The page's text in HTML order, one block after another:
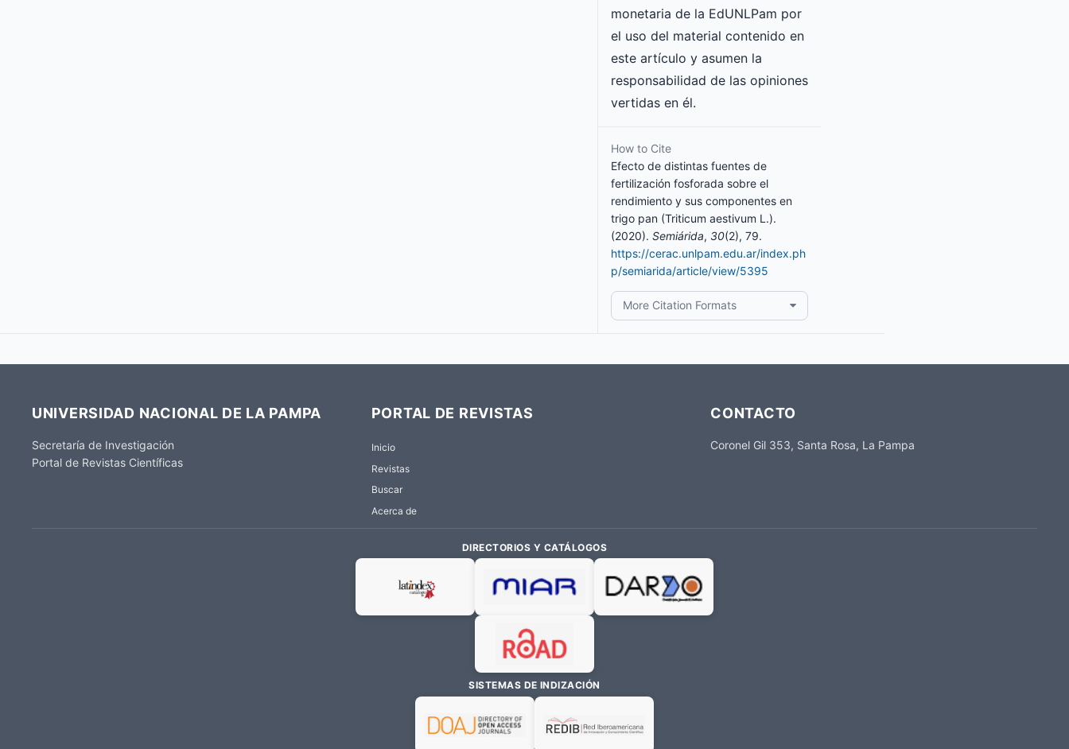
monetaria de la EdUNLPam por
el uso del material contenido en
este artículo y asumen la
responsabilidad de las opiniones
vertidas en él.
How to Cite
Efecto de distintas fuentes de
fertilización fosforada sobre el
rendimiento y sus componentes en
trigo pan (Triticum aestivum L.).
(2020). Semiárida, 30(2), 79.
https://cerac.unlpam.edu.ar/index.ph
p/semiarida/article/view/5395
More Citation Formats
UNIVERSIDAD NACIONAL DE LA PAMPA
Secretaría de Investigación
Portal de Revistas Científicas
PORTAL DE REVISTAS
Inicio
Revistas
Buscar
Acerca de
CONTACTO
Coronel Gil 353, Santa Rosa, La Pampa
DIRECTORIOS Y CATÁLOGOS
SISTEMAS DE INDIZACIÓN